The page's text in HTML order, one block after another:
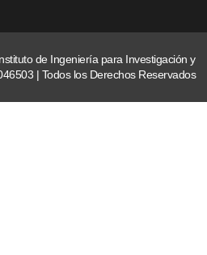
de Ingeniería para Investigación y
| Todos los Derechos Reservados